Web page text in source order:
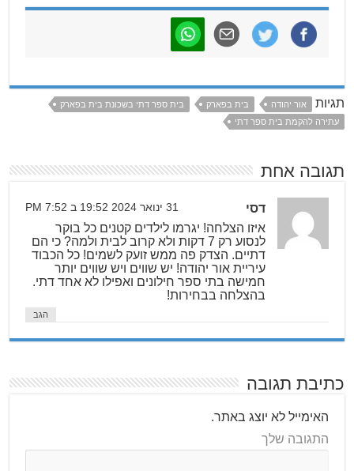
תגיות אור יהודה בית בפארק
בית ספר דתי בשכונת בית בפארק
עתירה להקמת בית ספר דתי
תגובה אחת
דסי 31 ינואר 2024 19:52 ב 7:52 PM
איזו הצלחה! יגרמו לילדים קטנים כל בוקר
לנסוע רק 7 דקות ולא קרוב לבית ולמה? כי הם
דתיים. הצדק פה ממש זועק לשמים! כל הכבוד
עיריית אור יהודה! יש שווים ויש שווים יותר
חמישה בתי ספר חילונים ואפילו לא אחד דתי.
בהצלחה בבחירות!
הגב
כתיבת תגובה
האימייל לא יוצג באתר.
התגובה שלך